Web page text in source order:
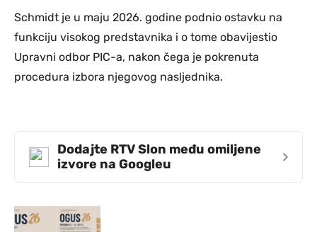
Schmidt je u maju 2026. godine podnio ostavku na
funkciju visokog predstavnika i o tome obavijestio
Upravni odbor PIC-a, nakon čega je pokrenuta
procedura izbora njegovog nasljednika.
Dodajte RTV Slon među omiljene
izvore na Googleu
›